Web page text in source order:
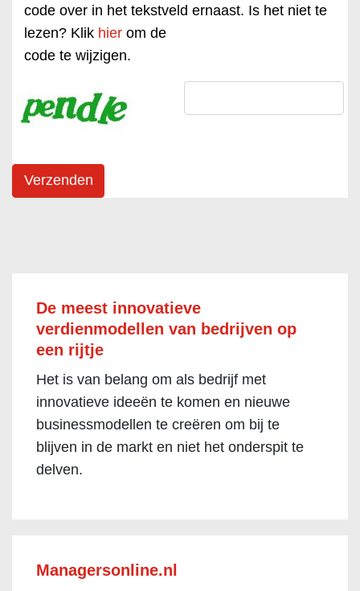
code over in het tekstveld ernaast. Is het niet te
lezen? Klik hier om de
code te wijzigen.
De meest innovatieve
verdienmodellen van bedrijven op
een rijtje
Het is van belang om als bedrijf met
innovatieve ideeën te komen en nieuwe
businessmodellen te creëren om bij te
blijven in de markt en niet het onderspit te
delven.
Managersonline.nl